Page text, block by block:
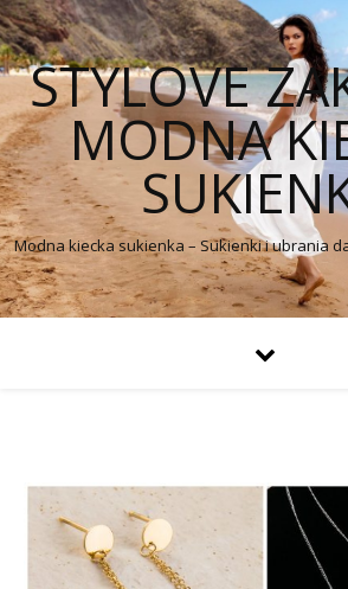
STYLOVE
MODNA
Modna kiecka sukienka – Sukienki i ubrania